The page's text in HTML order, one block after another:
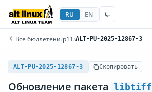
RU EN
Все бюллетени/p11 /ALT-PU-2025-12867-3
ALT-PU-2025-12867-3 Скопировать
Обновление пакета